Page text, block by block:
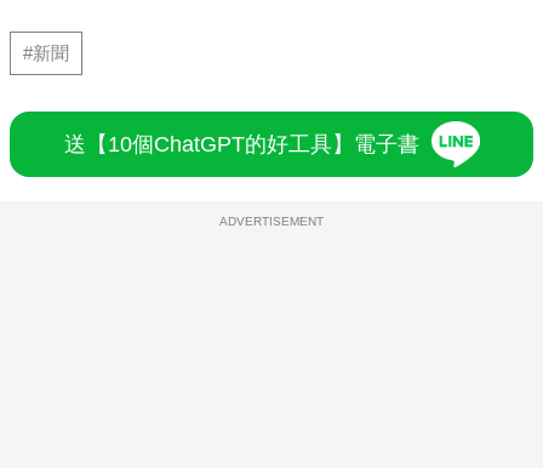
#新聞
送【10個ChatGPT的好工具】電子書
ADVERTISEMENT